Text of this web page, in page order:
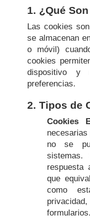
1. ¿Qué
Las cookies
se almacenan
o móvil)
cookies
dispositivo y
preferencias.
2. Tipos de
Cookies
no se
respuesta
que
como
formularios.